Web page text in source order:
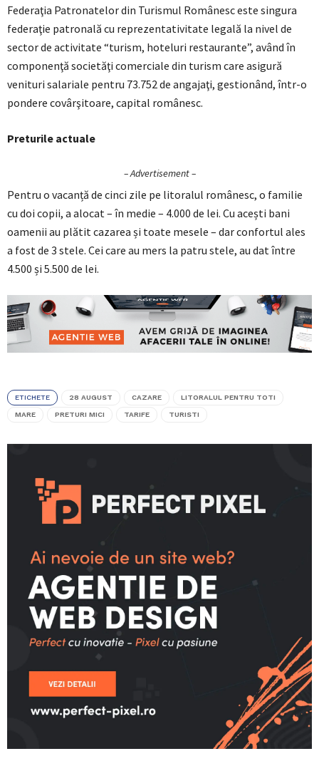
Federaţia Patronatelor din Turismul Românesc este singura
federaţie patronală cu reprezentativitate legală la nivel de
sector de activitate “turism, hoteluri restaurante”, având în
componenţă societăţi comerciale din turism care asigură
venituri salariale pentru 73.752 de angajaţi, gestionând, într-o
pondere covârşitoare, capital românesc.
Preturile actuale
– Advertisement –
Pentru o vacanță de cinci zile pe litoralul românesc, o familie
cu doi copii, a alocat – în medie – 4.000 de lei. Cu acești bani
oamenii au plătit cazarea și toate mesele – dar confortul ales
a fost de 3 stele. Cei care au mers la patru stele, au dat între
4.500 și 5.500 de lei.
ETICHETE 28 AUGUST CAZARE LITORALUL PENTRU TOTI
MARE PRETURI MICI TARIFE TURISTI